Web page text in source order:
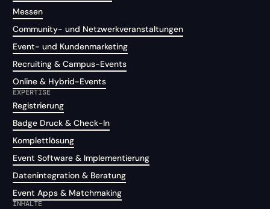
Messen
Community- und Netzwerkveranstaltungen
Event- und Kundenmarketing
Recruiting & Campus-Events
Online & Hybrid-Events
EXPERTISE
Registrierung
Badge Druck & Check-In
Komplettlösung
Event Software & Implementierung
Datenintegration & Beratung
Event Apps & Matchmaking
INHALTE